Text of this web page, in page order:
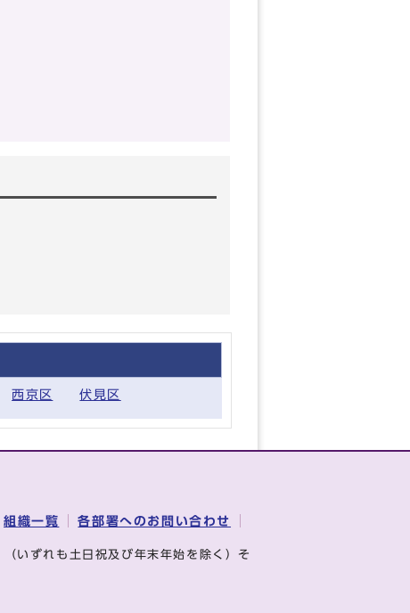
西京区 伏見区
組織一覧 各部署へのお問い合わせ
（いずれも土日祝及び年末年始を除く）そ